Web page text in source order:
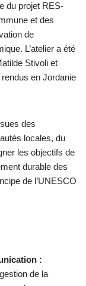
du projet RES-
et des
de
L’atelier a été
Stivoli et
en Jordanie
des
locales, du
les objectifs de
durable des
de l’UNESCO
:
de la